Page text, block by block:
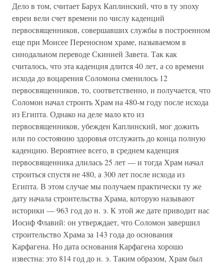
Дело в том, считает Барух Каплинский, что в ту эпоху
евреи вели счет времени по числу каденций
первосвященников, совершавших службы в построенном
еще при Моисее Переносном храме, называемом в
синодальном переводе Скинией Завета. Так как
считалось, что эта каденция длится 40 лет, а со времени
исхода до воцарения Соломона сменилось 12
первосвященников, то, соответственно, и получается, что
Соломон начал строить Храм на 480-м году после исхода
из Египта. Однако на деле мало кто из
первосвященников, убежден Каплинский, мог дожить
или по состоянию здоровья отслужить до конца полную
каденцию. Вероятнее всего, в среднем каденция
первосвященника длилась 25 лет — и тогда Храм начал
строиться спустя не 480, а 300 лет после исхода из
Египта. В этом случае мы получаем практически ту же
дату начала строительства Храма, которую называют
историки — 963 год до н. э. К этой же дате приводит нас
Иосиф Флавий: он утверждает, что Соломон завершил
строительство Храма за 143 года до основания
Карфагена. Но дата основания Карфагена хорошо
известна: это 814 год до н. э. Таким образом, Храм был